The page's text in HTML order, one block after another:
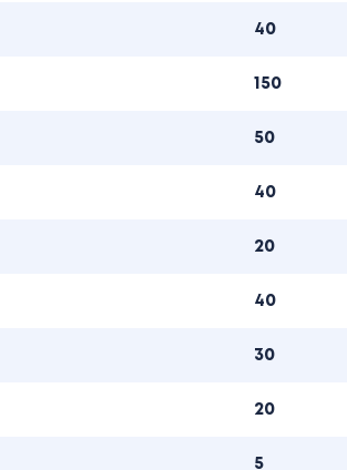
40
150
50
40
20
40
30
20
5